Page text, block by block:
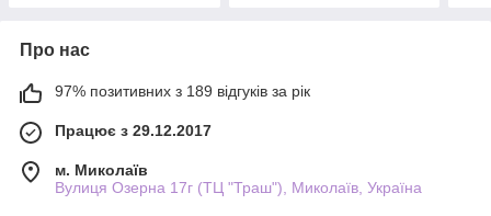
Про нас
97% позитивних з 189 відгуків за рік
Працює з 29.12.2017
м. Миколаїв
Вулиця Озерна 17г (ТЦ "Траш"), Миколаїв, Україна